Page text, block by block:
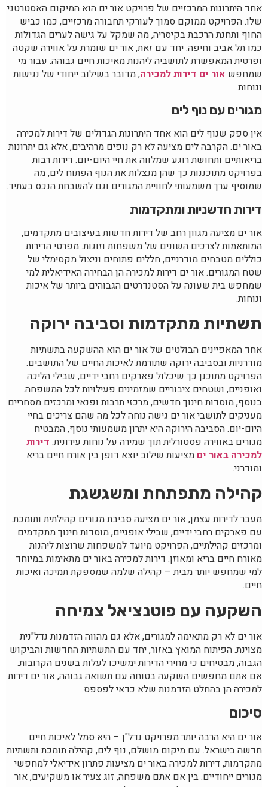
אחד היתרונות המרכזיים של פרויקט אור ים הוא המיקום האסטרטגי
שלו. הפרויקט ממוקם סמוך לעורקי תחבורה מרכזיים, כמו כביש
החוף ותחנת הרכבת בקיסריה, מה שמקל על גישה לערים הגדולות
כמו תל אביב וחיפה. יחד עם זאת, אור ים שומרת על אווירה שקטה
ופרטית המאפשרת לתושביה ליהנות מאיכות חיים גבוהה. עבור מי
שמחפש אור ים דירות למכירה, מדובר בשילוב ייחודי של נגישות
ונוחות.
מגורים עם נוף לים
אין ספק שנוף לים הוא אחד היתרונות הגדולים של דירות למכירה
באור ים. הקרבה לים מציעה לא רק נופים מרהיבים, אלא גם יתרונות
בריאותיים ותחושת רוגע שמלווה את חיי היום-יום. דירות רבות
בפרויקט מתוכננות כך שהן מנצלות את הנוף הפתוח לים, מה
שמוסיף ערך משמעותי לחוויית המגורים וגם להשבחת הנכס בעתיד.
דירות חדשניות ומתקדמות
אור ים מציעה מגוון רחב של דירות חדשות בעיצובים מתקדמים,
המותאמות לצרכים השונים של משפחות וזוגות. מפרטי הדירות
כוללים מטבחים מודרניים, חללים פתוחים וניצול מקסימלי של
שטח המגורים. אור ים דירות למכירה הן הבחירה האידיאלית למי
שמחפש בית שעונה על הסטנדרטים הגבוהים ביותר של איכות
ונוחות.
תשתיות מתקדמות וסביבה ירוקה
אחד המאפיינים הבולטים של אור ים הוא ההשקעה בתשתיות
מודרניות ובסביבה ירוקה שתורמת לאיכות החיים של התושבים.
הפרויקט מתוכנן כך שיכלול פארקים רחבי ידיים, שבילי הליכה
ואופניים, ושטחים ציבוריים שמזמינים פעילויות לכל המשפחה.
בנוסף, מוסדות חינוך חדשים, מרכזי תרבות ופנאי ומרכזים מסחריים
מעניקים לתושבי אור ים גישה נוחה לכל מה שהם צריכים בחיי
היום-יום. הסביבה הירוקה היא יתרון משמעותי נוסף, המבטיח
מגורים באווירה פסטורלית תוך שמירה על נוחות עירונית. דירות
למכירה באור ים מציעות שילוב יוצא דופן בין אורח חיים בריא
ומודרני.
קהילה מתפתחת ומשגשגת
מעבר לדירות עצמן, אור ים מציעה סביבת מגורים קהילתית ותומכת.
עם פארקים רחבי ידיים, שבילי אופניים, מוסדות חינוך מתקדמים
ומרכזים קהילתיים, הפרויקט מיועד למשפחות שרוצות ליהנות
מאורח חיים בריא ומאוזן. דירות למכירה באור ים מתאימות במיוחד
למי שמחפש יותר מבית – קהילה שלמה שמספקת תמיכה ואיכות
חיים.
השקעה עם פוטנציאל צמיחה
אור ים לא רק מתאימה למגורים, אלא גם מהווה הזדמנות נדל"נית
מצוינת. הפיתוח המואץ באזור, יחד עם התשתיות החדשות והביקוש
הגבוה, מבטיחים כי מחירי הדירות ימשיכו לעלות בשנים הקרובות.
אם אתם מחפשים השקעה בטוחה עם תשואה גבוהה, אור ים דירות
למכירה הן בהחלט הזדמנות שלא כדאי לפספס.
סיכום
אור ים היא הרבה יותר מפרויקט נדל"ן – היא סמל לאיכות חיים
חדשה בישראל. עם מיקום מושלם, נוף לים, קהילה תומכת ותשתיות
מתקדמות, דירות למכירה באור ים מציעות פתרון אידיאלי למחפשי
מגורים ייחודיים. בין אם אתם משפחה, זוג צעיר או משקיעים, אור